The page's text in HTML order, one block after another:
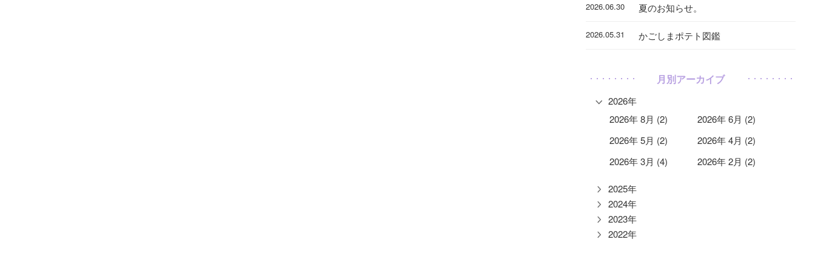
2026.06.30 夏のお知らせ。
2026.05.31 かごしまポテト図鑑
月別アーカイブ
2026年
2026年 8月 (2)
2026年 6月 (2)
2026年 5月 (2)
2026年 4月 (2)
2026年 3月 (4)
2026年 2月 (2)
2025年
2024年
2023年
2022年